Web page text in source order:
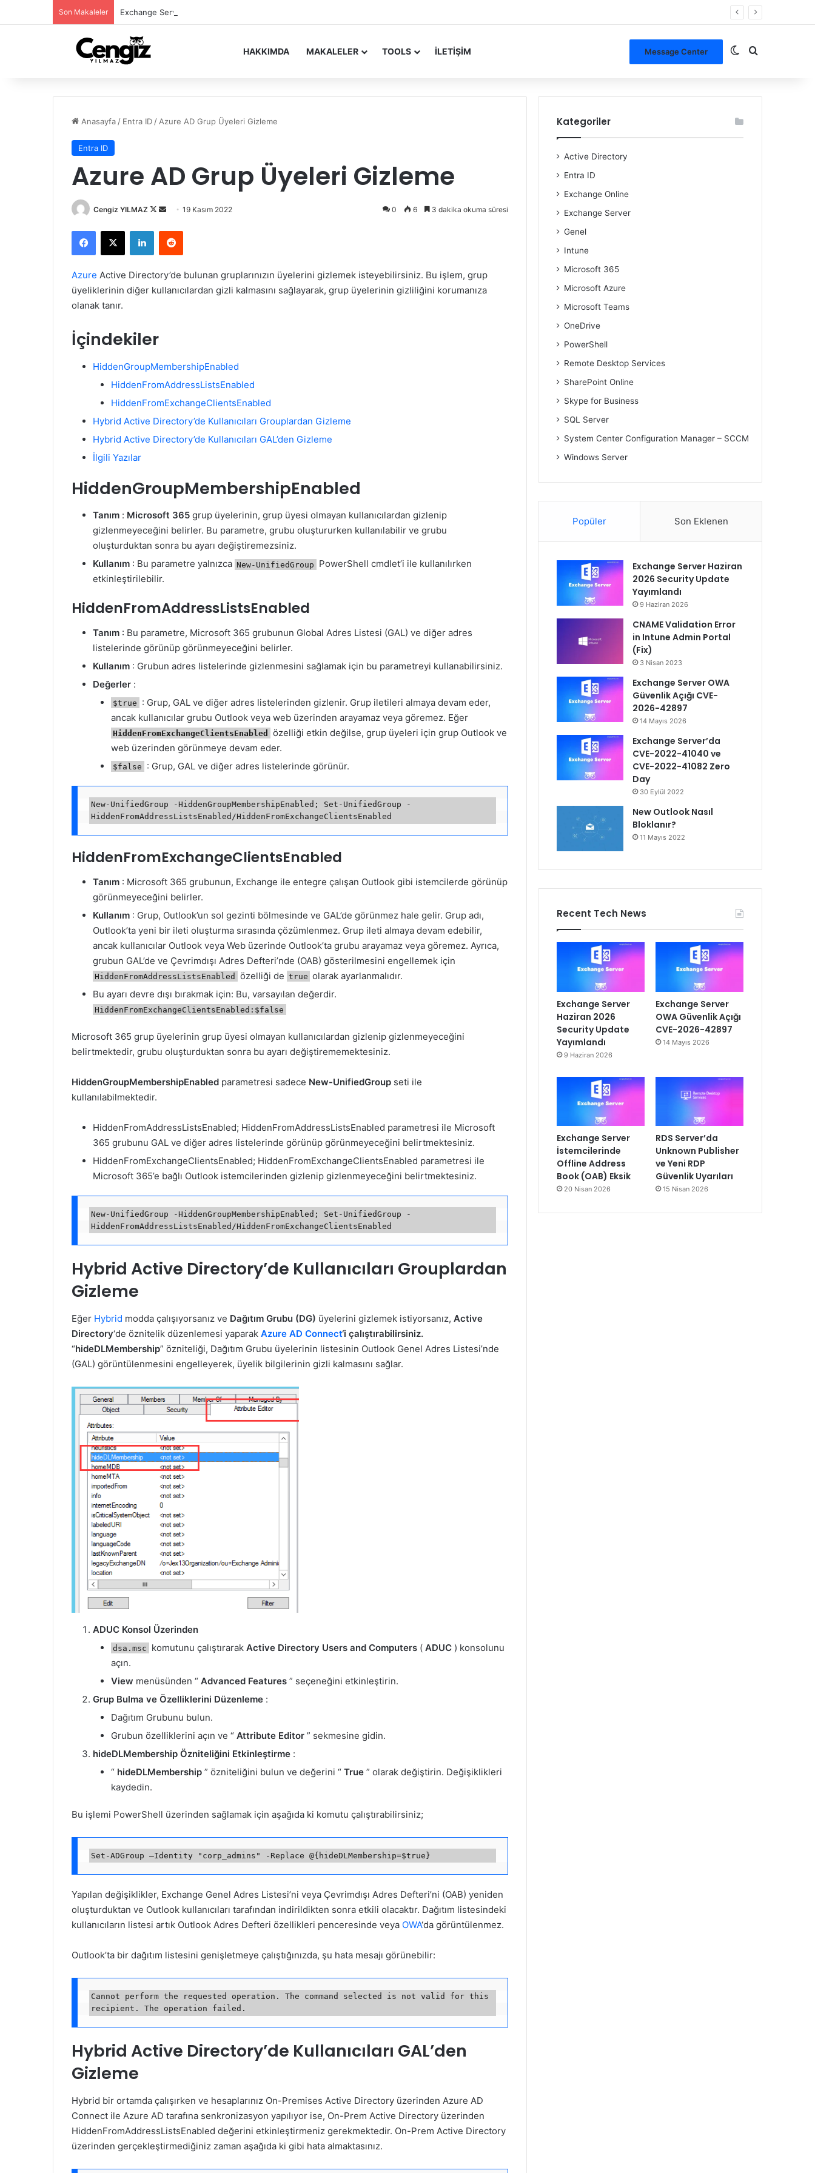
Son Makaleler Exchange Server Haziran 2026 Security Update Yayımlandı
HAKKIMDA MAKALELER TOOLS İLETIŞIM Message Center Dış görünümü
Arama yap
Anasayfa / Entra ID / Azure AD Grup Üyeleri Gizleme
Entra ID
Azure AD Grup Üyeleri Gizleme
Cengiz YILMAZ
Follow
Bir
posta
göndermek
19 Kasım 2022 0 6 3 dakika okuma süresi
Facebook
X LinkedInReddit
Azure Active Directory’de bulunan gruplarınızın üyelerini gizlemek isteyebilirsiniz. Bu işlem, grup
üyeliklerinin diğer kullanıcılardan gizli kalmasını sağlayarak, grup üyelerinin gizliliğini korumanıza
olanak tanır.
İçindekiler
HiddenGroupMembershipEnabled
HiddenFromAddressListsEnabled
HiddenFromExchangeClientsEnabled
Hybrid Active Directory’de Kullanıcıları Grouplardan Gizleme
Hybrid Active Directory’de Kullanıcıları GAL’den Gizleme
İlgili Yazılar
HiddenGroupMembershipEnabled
Tanım : Microsoft 365 grup üyelerinin, grup üyesi olmayan kullanıcılardan gizlenip
gizlenmeyeceğini belirler. Bu parametre, grubu oluştururken kullanılabilir ve grubu
oluşturduktan sonra bu ayarı değiştiremezsiniz.
Kullanım : Bu parametre yalnızca New-UnifiedGroup
PowerShell cmdlet’i ile kullanılırken
etkinleştirilebilir.
HiddenFromAddressListsEnabled
Tanım : Bu parametre, Microsoft 365 grubunun Global Adres Listesi (GAL) ve diğer adres
listelerinde görünüp görünmeyeceğini belirler.
Kullanım : Grubun adres listelerinde gizlenmesini sağlamak için bu parametreyi kullanabilirsiniz.
Değerler :
$true
: Grup, GAL ve diğer adres listelerinden gizlenir. Grup iletileri almaya devam eder,
ancak kullanıcılar grubu Outlook veya web üzerinden arayamaz veya göremez. Eğer
HiddenFromExchangeClientsEnabled
özelliği etkin değilse, grup üyeleri için grup Outlook ve
web üzerinden görünmeye devam eder.
$false : Grup, GAL ve diğer adres listelerinde görünür.
New-UnifiedGroup -HiddenGroupMembershipEnabled; Set-UnifiedGroup -
HiddenFromExchangeClientsEnabled
Tanım : Microsoft 365 grubunun, Exchange ile entegre çalışan Outlook gibi istemcilerde görünüp
görünmeyeceğini belirler.
Kullanım : Grup, Outlook’un sol gezinti bölmesinde ve GAL’de görünmez hale gelir. Grup adı,
Outlook’ta yeni bir ileti oluşturma sırasında çözümlenmez. Grup ileti almaya devam edebilir,
ancak kullanıcılar Outlook veya Web üzerinde Outlook’ta grubu arayamaz veya göremez. Ayrıca,
grubun GAL’de ve Çevrimdışı Adres Defteri’nde (OAB) gösterilmesini engellemek için
HiddenFromAddressListsEnabled özelliği de true olarak ayarlanmalıdır.
Bu ayarı devre dışı bırakmak için: Bu, varsayılan değerdir.
HiddenFromExchangeClientsEnabled:$false
Microsoft 365 grup üyelerinin grup üyesi olmayan kullanıcılardan gizlenip gizlenmeyeceğini
belirtmektedir, grubu oluşturduktan sonra bu ayarı değiştirememektesiniz.
HiddenGroupMembershipEnabled parametresi sadece New-UnifiedGroup seti ile
kullanılabilmektedir.
HiddenFromAddressListsEnabled; HiddenFromAddressListsEnabled parametresi ile Microsoft
365 grubunu GAL ve diğer adres listelerinde görünüp görünmeyeceğini belirtmektesiniz.
HiddenFromExchangeClientsEnabled; HiddenFromExchangeClientsEnabled parametresi ile
Microsoft 365’e bağlı Outlook istemcilerinden gizlenip gizlenmeyeceğini belirtmektesiniz.
New-UnifiedGroup -HiddenGroupMembershipEnabled; Set-UnifiedGroup -
Hybrid Active Directory’de Kullanıcıları Grouplardan
Gizleme
Eğer Hybrid modda çalışıyorsanız ve Dağıtım Grubu (DG) üyelerini gizlemek istiyorsanız, Active
Directory‘de öznitelik düzenlemesi yaparak Azure AD Connect‘i çalıştırabilirsiniz.
“hideDLMembership” özniteliği, Dağıtım Grubu üyelerinin listesinin Outlook Genel Adres Listesi’nde
(GAL) görüntülenmesini engelleyerek, üyelik bilgilerinin gizli kalmasını sağlar.
ADUC Konsol Üzerinden
dsa.msc komutunu çalıştırarak Active Directory Users and Computers( ADUC) konsolunu
açın.
View menüsünden “ Advanced Features ” seçeneğini etkinleştirin.
Grup Bulma ve Özelliklerini Düzenleme :
Dağıtım Grubunu bulun.
Grubun özelliklerini açın ve “ Attribute Editor ” sekmesine gidin.
hideDLMembership Özniteliğini Etkinleştirme :
“ hideDLMembership ” özniteliğini bulun ve değerini “ True ” olarak değiştirin. Değişiklikleri
kaydedin.
Bu işlemi PowerShell üzerinden sağlamak için aşağıda ki komutu çalıştırabilirsiniz;
Yapılan değişiklikler, Exchange Genel Adres Listesi’ni veya Çevrimdışı Adres Defteri’ni (OAB) yeniden
oluşturduktan ve Outlook kullanıcıları tarafından indirildikten sonra etkili olacaktır. Dağıtım listesindeki
kullanıcıların listesi artık Outlook Adres Defteri özellikleri penceresinde veya OWA‘da görüntülenmez.
Outlook’ta bir dağıtım listesini genişletmeye çalıştığınızda, şu hata mesajı görünebilir:
Cannot perform the requested operation. The command selected is not valid for this
Hybrid Active Directory’de Kullanıcıları GAL’den
Gizleme
Hybrid bir ortamda çalışırken ve hesaplarınız On-Premises Active Directory üzerinden Azure AD
Connect ile Azure AD tarafına senkronizasyon yapılıyor ise, On-Prem Active Directory üzerinden
HiddenFromAddressListsEnabled değerini etkinleştirmeniz gerekmektedir. On-Prem Active Directory
üzerinden gerçekleştirmediğiniz zaman aşağıda ki gibi hata almaktasınız.
Kategoriler
Active Directory
Entra ID
Exchange Online
Exchange Server
Genel
Intune
Microsoft 365
Microsoft Azure
Microsoft Teams
OneDrive
PowerShell
Remote Desktop Services
SharePoint Online
Skype for Business
SQL Server
System Center Configuration Manager – SCCM
Windows Server
Popüler Son Eklenen
Exchange Server Haziran
2026 Security Update
Yayımlandı
9 Haziran 2026
CNAME Validation Error
in Intune Admin Portal
(Fix)
3 Nisan 2023
Exchange Server OWA
Güvenlik Açığı CVE-
2026-42897
14 Mayıs 2026
Exchange Server’da
CVE-2022-41040 ve
CVE-2022-41082 Zero
Day
30 Eylül 2022
New Outlook Nasıl
Bloklanır?
11 Mayıs 2022
Recent Tech News
Exchange Server
Haziran 2026
Security Update
Yayımlandı
9 Haziran 2026
Exchange Server
OWA Güvenlik Açığı
CVE-2026-42897
14 Mayıs 2026
Exchange Server
İstemcilerinde
Offline Address
Book (OAB) Eksik
20 Nisan 2026
RDS Server’da
Unknown Publisher
ve Yeni RDP
Güvenlik Uyarıları
15 Nisan 2026